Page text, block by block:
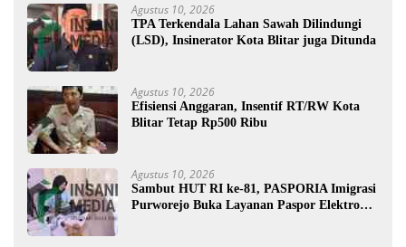
Agustus 10, 2026
TPA Terkendala Lahan Sawah Dilindungi
(LSD), Insinerator Kota Blitar juga Ditunda
Agustus 10, 2026
Efisiensi Anggaran, Insentif RT/RW Kota
Blitar Tetap Rp500 Ribu
Agustus 10, 2026
Sambut HUT RI ke-81, PASPORIA Imigrasi
Purworejo Buka Layanan Paspor Elektronik